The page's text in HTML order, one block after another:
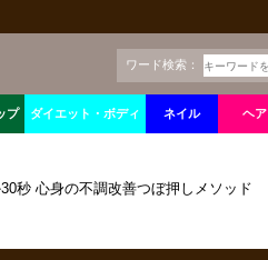
ワード検索：
プ ダイエット・ボディ ネイル ヘア
秒 心身の不調改善つぼ押しメソッド